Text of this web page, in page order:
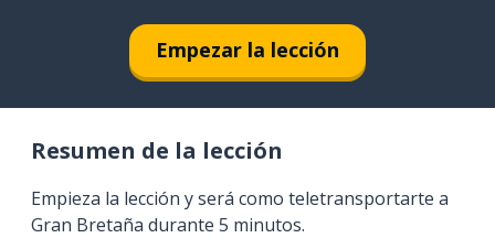
Empezar la lección
Resumen de la lección
Empieza la lección y será como teletransportarte a
Gran Bretaña durante 5 minutos.